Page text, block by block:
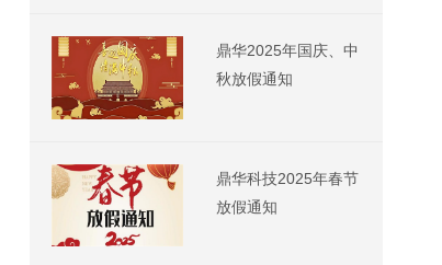
鼎华2025年国庆、中
秋放假通知
鼎华科技2025年春节
放假通知